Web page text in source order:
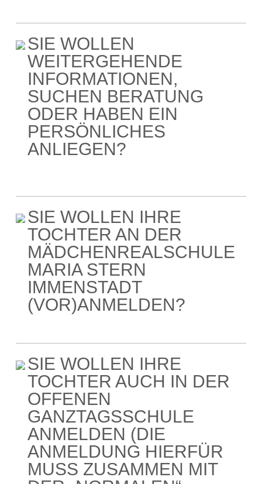
SIE WOLLEN
WEITERGEHENDE
INFORMATIONEN,
SUCHEN BERATUNG
ODER HABEN EIN
PERSÖNLICHES
ANLIEGEN?
SIE WOLLEN IHRE
TOCHTER AN DER
MÄDCHENREALSCHULE
MARIA STERN
IMMENSTADT
(VOR)ANMELDEN?
SIE WOLLEN IHRE
TOCHTER AUCH IN DER
OFFENEN
GANZTAGSSCHULE
ANMELDEN (DIE
ANMELDUNG HIERFÜR
MUSS ZUSAMMEN MIT